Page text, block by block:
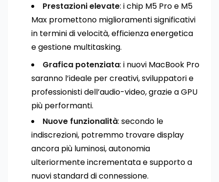
Prestazioni elevate: i chip M5 Pro e M5
Max promettono miglioramenti significativi
in termini di velocità, efficienza energetica
e gestione multitasking.
Grafica potenziata: i nuovi MacBook Pro
saranno l’ideale per creativi, sviluppatori e
professionisti dell’audio-video, grazie a GPU
più performanti.
Nuove funzionalità: secondo le
indiscrezioni, potremmo trovare display
ancora più luminosi, autonomia
ulteriormente incrementata e supporto a
nuovi standard di connessione.